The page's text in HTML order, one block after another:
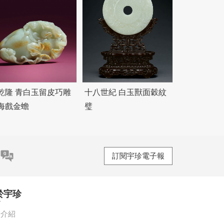
隆 青白玉留皮巧雕
戲金蟾
十八世紀 白玉獸面穀紋
璧
訂閱宇珍電子報
宇珍
紹